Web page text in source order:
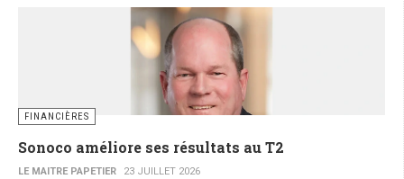
FINANCIÈRES
Sonoco améliore ses résultats au T2
LE MAITRE PAPETIER 23 JUILLET 2026